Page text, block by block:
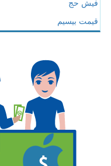
فیش حج
قیمت بیسیم